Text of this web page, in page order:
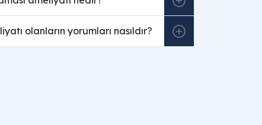
olanların yorumları nasıldır?